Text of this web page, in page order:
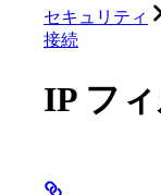
セキュリティ
接続
IP フ